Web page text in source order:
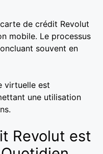
de crédit Revolut
mobile. Le processus
souvent en
virtuelle est
une utilisation
Revolut est